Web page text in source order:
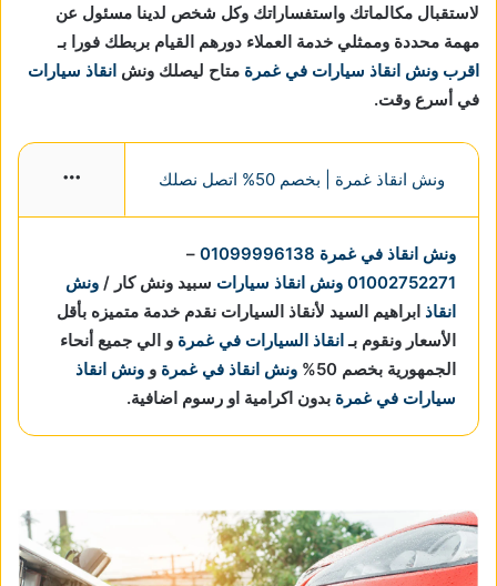
لاستقبال مكالماتك واستفساراتك وكل شخص لدينا مسئول عن
مهمة محددة وممثلي خدمة العملاء دورهم القيام بربطك فورا بـ
اقرب ونش انقاذ سيارات في غمرة متاح ليصلك ونش انقاذ سيارات
في أسرع وقت.
ونش انقاذ غمرة | بخصم 50% اتصل نصلك
ونش انقاذ في غمرة 01099996138
–
01002752271 ونش انقاذ سيارات سبيد ونش كار / ونش
انقاذ ابراهيم السيد لأنقاذ السيارات نقدم خدمة متميزه بأقل
الأسعار ونقوم بـانقاذ السيارات في غمرة و الي جميع أنحاء
الجمهورية بخصم 50%
ونش انقاذ في غمرة و ونش انقاذ
سيارات في غمرة بدون اكرامية او رسوم اضافية.